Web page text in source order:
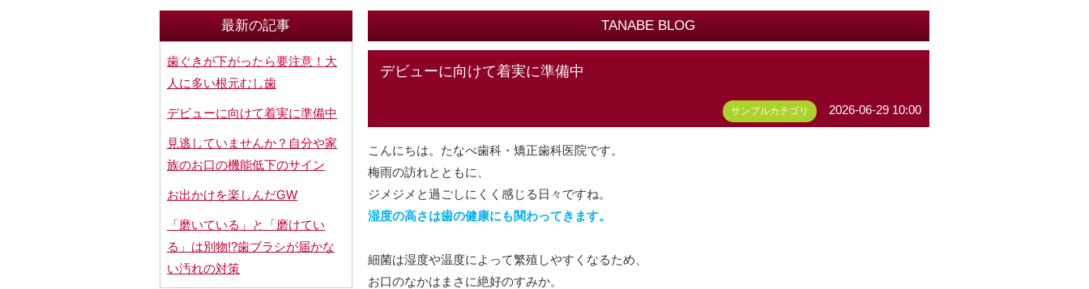
TANABE BLOG
デビューに向けて着実に準備中
サンプルカテゴリ 2026-06-29 10:00
こんにちは。たなべ歯科・矯正歯科医院です。
梅雨の訪れとともに、
ジメジメと過ごしにくく感じる日々ですね。
湿度の高さは歯の健康にも関わってきます。
細菌は湿度や温度によって繁殖しやすくなるため、
お口のなかはまさに絶好のすみか。
最新の記事
歯ぐきが下がったら要注意！大
人に多い根元むし歯
デビューに向けて着実に準備中
見逃していませんか？自分や家
族のお口の機能低下のサイン
お出かけを楽しんだGW
「磨いている」と「磨けてい
る」は別物!?歯ブラシが届かな
い汚れの対策